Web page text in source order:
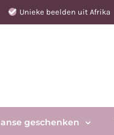
Unieke beelden uit Afrika
geschenken